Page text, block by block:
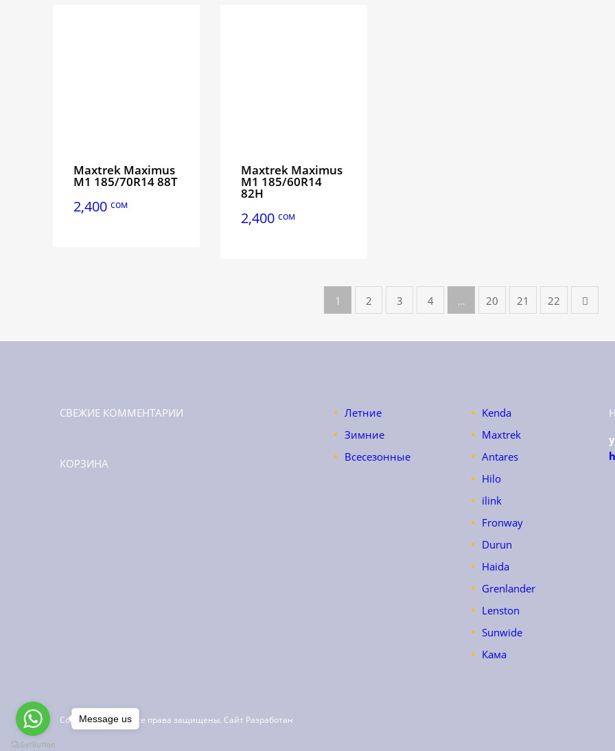
Maxtrek Maximus
M1 185/70R14 88T
2,400 сом
Maxtrek Maximus
M1 185/60R14
82H
2,400 сом
1 2 3 4 … 20 21 22
СВЕЖИЕ КОММЕНТАРИИ
КОРЗИНА
Летние
Зимние
Всесезонные
Kenda
Maxtrek
Antares
Hilo
ilink
Fronway
Durun
Haida
Grenlander
Lenston
Sunwide
Кама
Copyright ©2026 Все права защищены. Сайт Разработан
Message us